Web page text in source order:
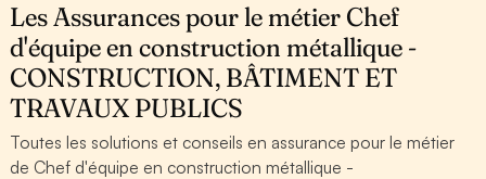
Les Assurances pour le métier Chef
d'équipe en construction métallique -
CONSTRUCTION, BÂTIMENT ET
TRAVAUX PUBLICS
Toutes les solutions et conseils en assurance pour le métier
de Chef d'équipe en construction métallique -